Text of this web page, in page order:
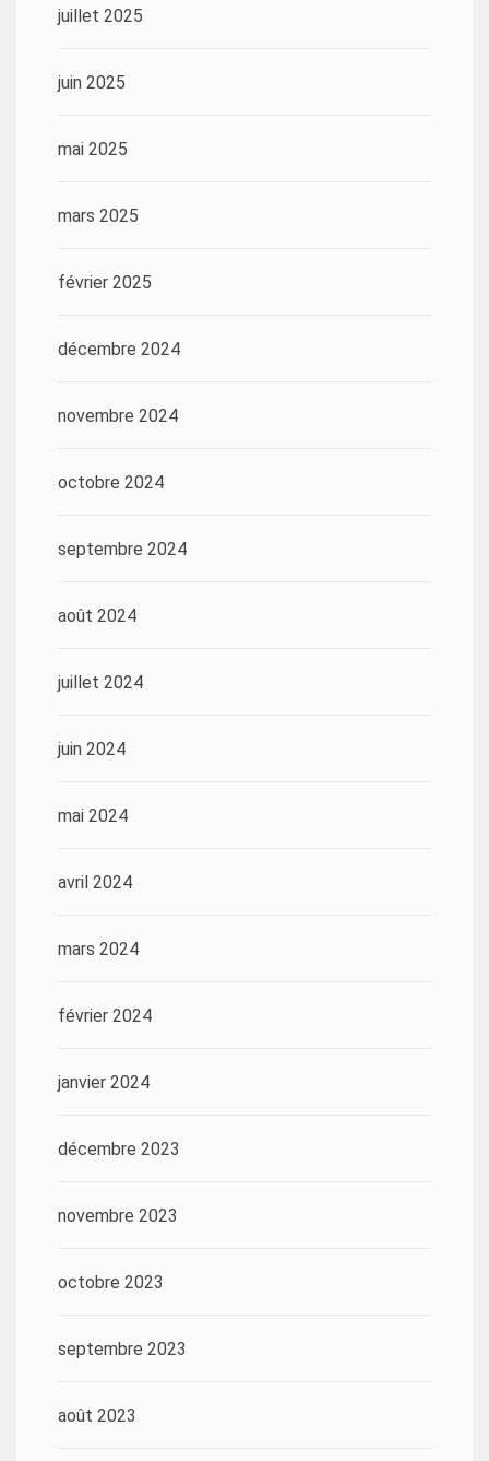
juillet 2025
juin 2025
mai 2025
mars 2025
février 2025
décembre 2024
novembre 2024
octobre 2024
septembre 2024
août 2024
juillet 2024
juin 2024
mai 2024
avril 2024
mars 2024
février 2024
janvier 2024
décembre 2023
novembre 2023
octobre 2023
septembre 2023
août 2023